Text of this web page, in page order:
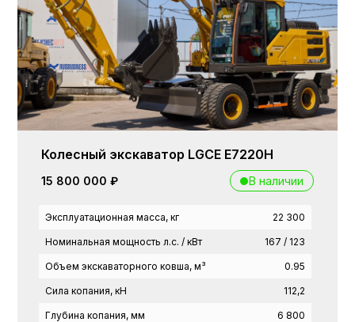
Колесный экскаватор LGCE E7220H
15 800 000 ₽ В наличии
Эксплуатационная масса, кг 22 300
Номинальная мощность л.с. / кВт 167 / 123
Объем экскаваторного ковша, м³ 0.95
Сила копания, кН 112,2
Глубина копания, мм 6 800